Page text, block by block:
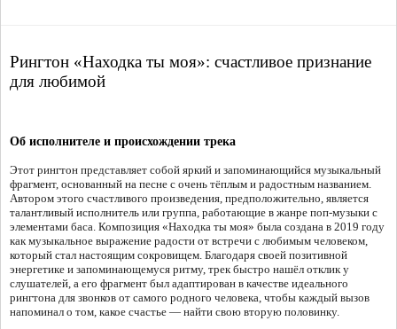
Рингтон «Находка ты моя»: счастливое признание
для любимой
Об исполнителе и происхождении трека
Этот рингтон представляет собой яркий и запоминающийся музыкальный
фрагмент, основанный на песне с очень тёплым и радостным названием.
Автором этого счастливого произведения, предположительно, является
талантливый исполнитель или группа, работающие в жанре поп-музыки с
элементами баса. Композиция «Находка ты моя» была создана в 2019 году
как музыкальное выражение радости от встречи с любимым человеком,
который стал настоящим сокровищем. Благодаря своей позитивной
энергетике и запоминающемуся ритму, трек быстро нашёл отклик у
слушателей, а его фрагмент был адаптирован в качестве идеального
рингтона для звонков от самого родного человека, чтобы каждый вызов
напоминал о том, какое счастье — найти свою вторую половинку.